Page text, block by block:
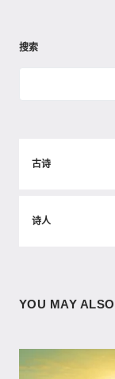
搜索
古诗
诗人
YOU MAY